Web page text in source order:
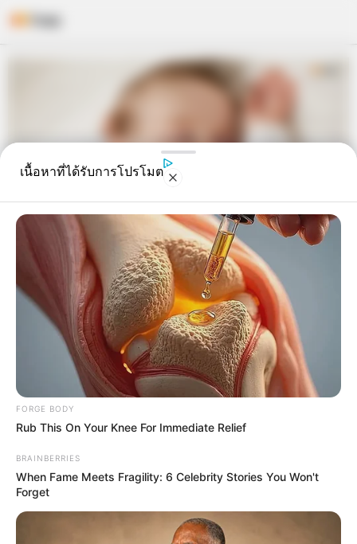
อยากรู้ไหม แม่ซื้อ ประจำตัวเด็ก ตาม
แต่ละวันเกิด มีลักษณะเป็นอย่างไร
มาดูกัน
เจ้าหมอดู
เนื้อหาที่ได้รับการโปรโมต
FORGE BODY
Rub This On Your Knee For Immediate Relief
BRAINBERRIES
When Fame Meets Fragility: 6 Celebrity Stories You Won't
Forget